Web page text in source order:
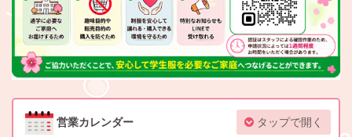
営業カレンダー タップで開く